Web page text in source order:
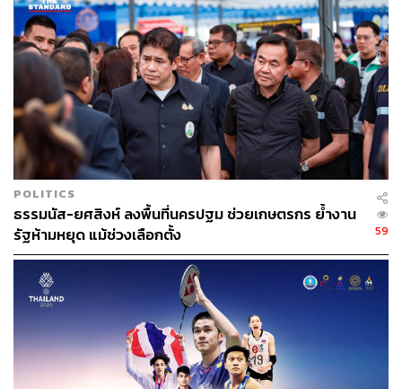
POLITICS
ธรรมนัส-ยศสิงห์ ลงพื้นที่นครปฐม ช่วยเกษตรกร ย้ำงาน
รัฐห้ามหยุด แม้ช่วงเลือกตั้ง
59